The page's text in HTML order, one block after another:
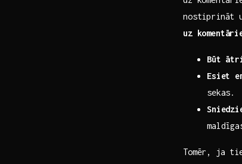
nostiprināt
uz
Būt
Esiet
sekas.
Tomēr, ja‍